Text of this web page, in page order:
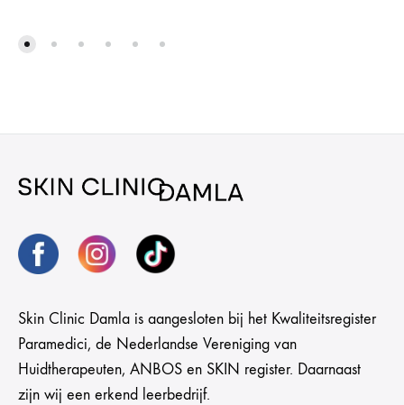
Skin Clinic Damla is aangesloten bij het Kwaliteitsregister
Paramedici, de Nederlandse Vereniging van
Huidtherapeuten, ANBOS en SKIN register. Daarnaast
zijn wij een erkend leerbedrijf.